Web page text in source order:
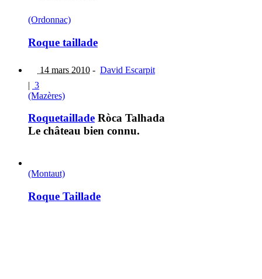
(Ordonnac)
Roque taillade
14 mars 2010 - David Escarpit
| 3
(Mazères)
Roquetaillade Ròca Talhada
Le château bien connu.
(Montaut)
Roque Taillade